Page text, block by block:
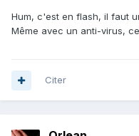
Hum, c'est en flash, il faut
Même avec un anti-virus,
Citer